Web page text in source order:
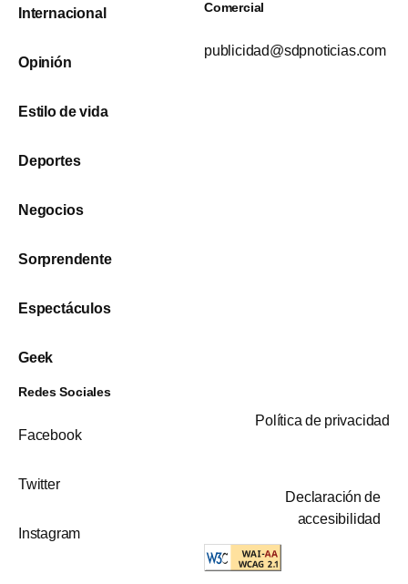
Internacional
Opinión
Estilo de vida
Deportes
Negocios
Sorprendente
Espectáculos
Geek
Comercial
publicidad@sdpnoticias.com
Redes Sociales
Facebook
Twitter
Instagram
Política de privacidad
Declaración de
accesibilidad